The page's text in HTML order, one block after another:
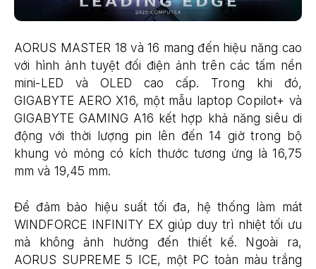
AORUS MASTER 18 và 16 mang đến hiệu năng cao
với hình ảnh tuyệt đối điện ảnh trên các tấm nền
mini-LED và OLED cao cấp. Trong khi đó,
GIGABYTE AERO X16, một mẫu laptop Copilot+ và
GIGABYTE GAMING A16 kết hợp khả năng siêu di
động với thời lượng pin lên đến 14 giờ trong bộ
khung vỏ mỏng có kích thước tương ứng là 16,75
mm và 19,45 mm.
Để đảm bảo hiệu suất tối đa, hệ thống làm mát
WINDFORCE INFINITY EX giúp duy trì nhiệt tối ưu
mà không ảnh hưởng đến thiết kế. Ngoài ra,
AORUS SUPREME 5 ICE, một PC toàn màu trắng